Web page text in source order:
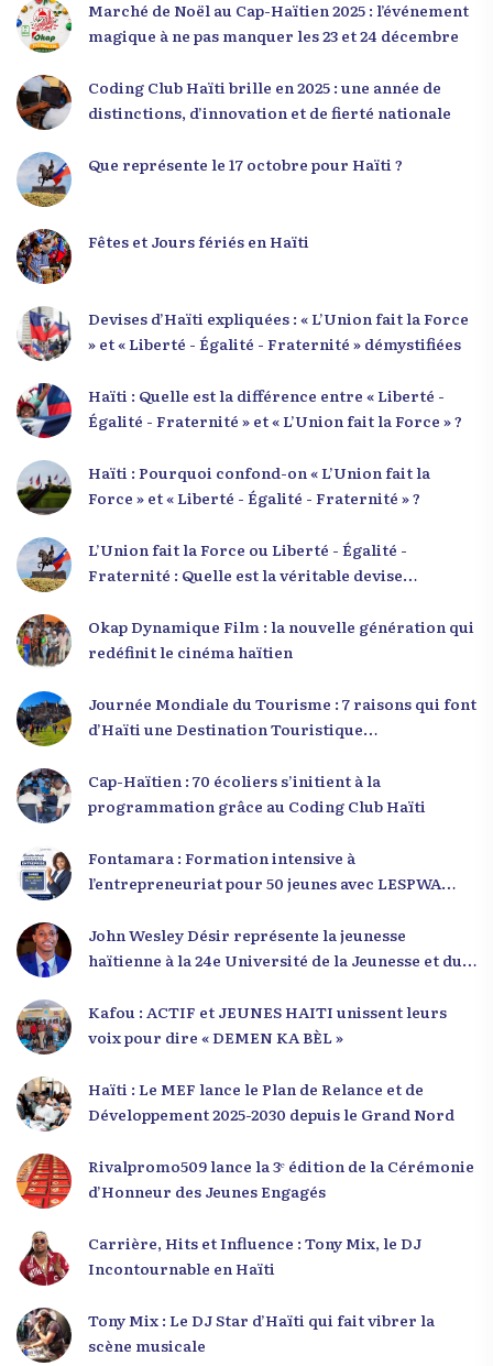
», a souligné le lien indissociable entre potentiel et
responsabilité. Le Dr Volcy a invité les jeunes à
devenir des acteurs de transformation dans leurs
communautés, à investir dans leur formation et à
développer un leadership intègre. Appel à un
Marché de Noël au Cap-Haïtien 2025 : l’événement
magique à ne pas manquer les 23 et 24 décembre
Coding Club Haïti brille en 2025 : une année de
distinctions, d’innovation et de fierté nationale
Que représente le 17 octobre pour Haïti ?
Fêtes et Jours fériés en Haïti
Devises d’Haïti expliquées : « L’Union fait la Force
» et « Liberté - Égalité - Fraternité » démystifiées
Haïti : Quelle est la différence entre « Liberté -
Égalité - Fraternité » et « L’Union fait la Force » ?
Haïti : Pourquoi confond-on « L’Union fait la
Force » et « Liberté - Égalité - Fraternité » ?
L’Union fait la Force ou Liberté - Égalité -
Fraternité : Quelle est la véritable devise
Okap Dynamique Film : la nouvelle génération qui
redéfinit le cinéma haïtien
Journée Mondiale du Tourisme : 7 raisons qui font
d’Haïti une Destination Touristique
Cap-Haïtien : 70 écoliers s’initient à la
programmation grâce au Coding Club Haïti
Fontamara : Formation intensive à
l’entrepreneuriat pour 50 jeunes avec LESPWA
John Wesley Désir représente la jeunesse
haïtienne à la 24e Université de la Jeunesse et du
Kafou : ACTIF et JEUNES HAITI unissent leurs
voix pour dire « DEMEN KA BÈL »
Haïti : Le MEF lance le Plan de Relance et de
Développement 2025-2030 depuis le Grand Nord
Rivalpromo509 lance la 3ᵉ édition de la Cérémonie
d’Honneur des Jeunes Engagés
Carrière, Hits et Influence : Tony Mix, le DJ
Incontournable en Haïti
Tony Mix : Le DJ Star d’Haïti qui fait vibrer la
scène musicale